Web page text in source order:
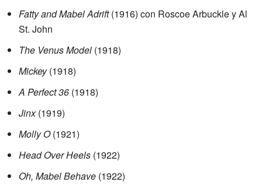
Fatty and Mabel Adrift(1916) con Roscoe Arbuckle y Al
St. John
The Venus Model (1918)
Mickey(1918)
A Perfect 36 (1918)
Jinx(1919)
Molly O(1921)
Head Over Heels (1922)
Oh, Mabel Behave (1922)